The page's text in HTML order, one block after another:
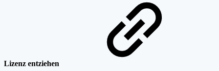
Lizenz entziehen